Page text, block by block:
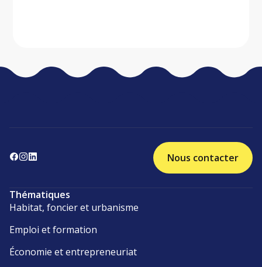
Nous contacter
Thématiques
Habitat, foncier et urbanisme
Emploi et formation
Économie et entrepreneuriat